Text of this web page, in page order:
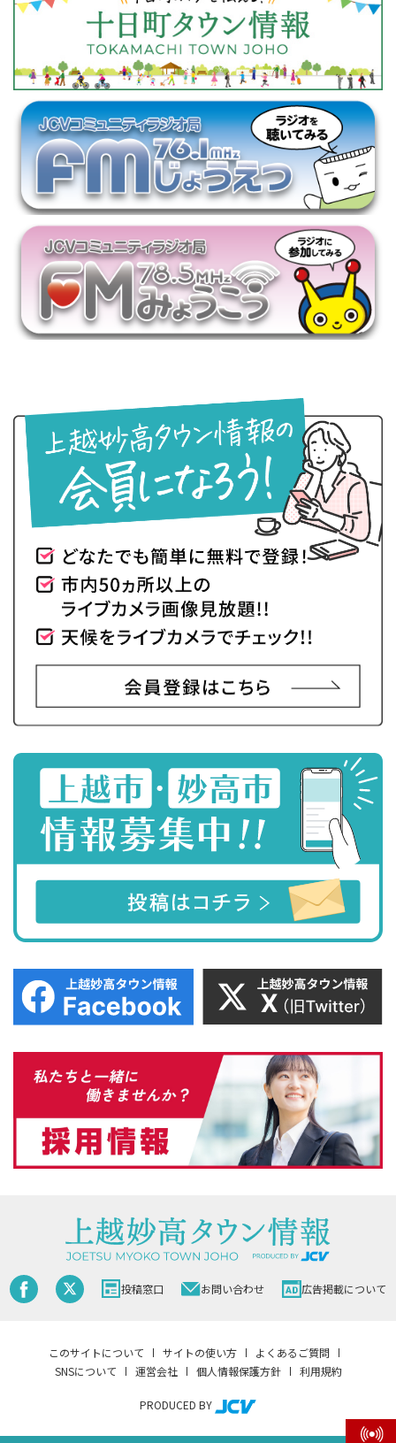
投稿窓口 お問い合わせ 広告掲載について
このサイトについて サイトの使い方
よくあるご質問
SNSについて
運営会社 個人情報保護方針 利用規約
PRODUCED BY